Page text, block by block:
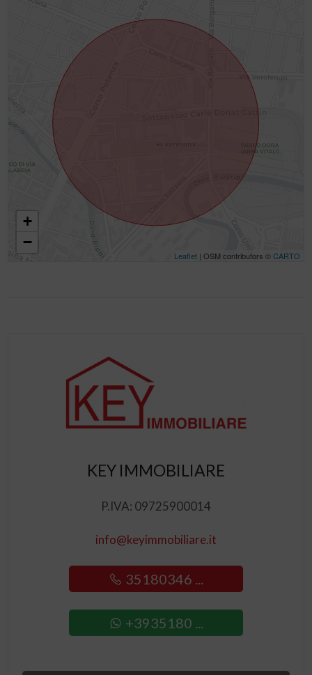
+
−
Leaflet| OSM contributors ©CARTO
KEY IMMOBILIARE
P.IVA: 09725900014
info@keyimmobiliare.it
35180346 ...
+3935180 ...